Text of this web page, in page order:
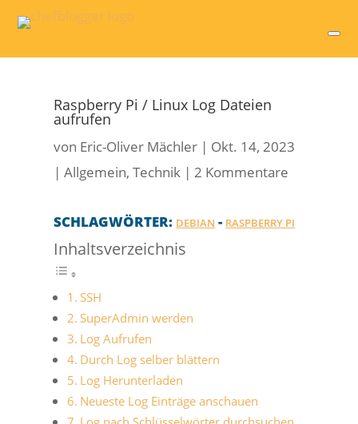
Raspberry Pi / Linux Log Dateien
aufrufen
von Eric-Oliver Mächler | Okt. 14, 2023
|Allgemein,Technik |2 Kommentare
SCHLAGWÖRTER: DEBIAN - RASPBERRY PI
Inhaltsverzeichnis
SSH
SuperAdmin werden
Log Aufrufen
Durch Log selber blättern
Log Herunterladen
Neueste Log Einträge anschauen